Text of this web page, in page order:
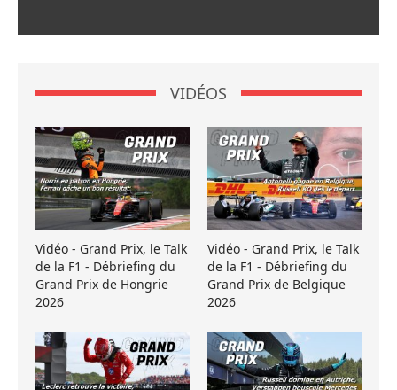
VIDÉOS
Vidéo - Grand Prix, le Talk
de la F1 - Débriefing du
Grand Prix de Hongrie
2026
Vidéo - Grand Prix, le Talk
de la F1 - Débriefing du
Grand Prix de Belgique
2026